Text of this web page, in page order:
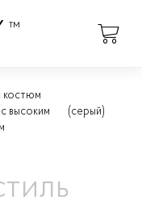
™
костюм
высоким
(серый)